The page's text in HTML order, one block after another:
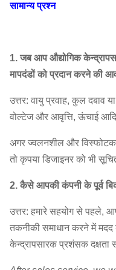
सामान्य प्रश्न
1. जब आप औद्योगिक
मापदंडों को प्रदान करने की
उत्तर: वायु प्रवाह, कुल दबाव
वोल्टेज और आवृत्ति, ऊंचाई
अगर ज्वलनशील और विस्फोटक
तो कृपया डिजाइनर को भी
2. कैसे आपकी कंपनी के पूर्व
उत्तर: हमारे सहयोग से पहले,
तकनीकी समाधान करने में
केन्द्रापसारक प्रशंसक